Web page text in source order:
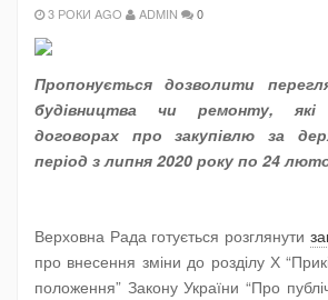
3 РОКИ AGO ADMIN 0
Пропонується дозволити
будівництва чи ремонту, які
договорах про закупівлю за
період з липня 2020 року по 24
Верховна Рада готується розглянути
про внесення зміни до розділу Х
положення” Закону України “Про